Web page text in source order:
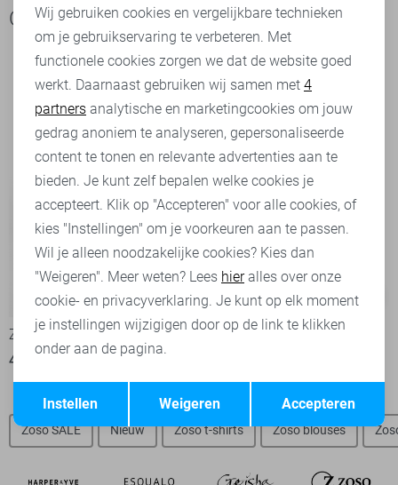
Ook het bekijken waard
-50%
Zoso Broek
40,00
-50%
Zoso Broek
Zoso SALE Nieuw Zoso t-shirts Zoso blouses
Personalisatie cookies
Analytische cookies
Marketing cookies
Terug Opslaan
Wij gebruiken cookies en vergelijkbare technieken
om je gebruikservaring te verbeteren. Met
functionele cookies zorgen we dat de website goed
werkt. Daarnaast gebruiken wij samen met 4
partners analytische en marketingcookies om jouw
gedrag anoniem te analyseren, gepersonaliseerde
content te tonen en relevante advertenties aan te
bieden. Je kunt zelf bepalen welke cookies je
accepteert. Klik op "Accepteren" voor alle cookies, of
kies "Instellingen" om je voorkeuren aan te passen.
Wil je alleen noodzakelijke cookies? Kies dan
"Weigeren". Meer weten? Lees hieralles over onze
cookie- en privacyverklaring. Je kunt op elk moment
je instellingen wijzigigen door op de link te klikken
onder aan de pagina.
Accepteren
Weigeren
Instellen